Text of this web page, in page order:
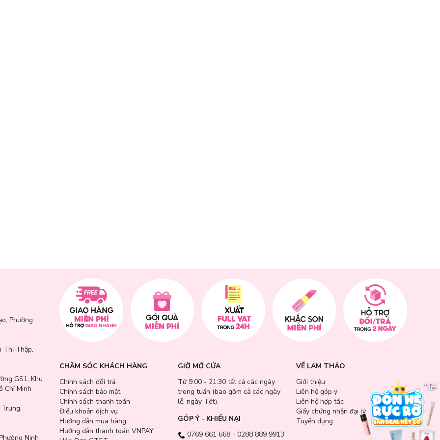
nắng; đây là giải pháp thay thế cho toner và giúp cân bằng độ PH cho da.
lần trong ngày khi muốn làm dịu da và cảm thấy da bị khô.
Phường
Thị Thập,
GS1, Khu
Chí Minh
Ninh
CHĂM SÓC KHÁCH HÀNG
Chính sách đổi trả
Chính sách bảo mật
Chính sách thanh toán
Điều khoản dịch vụ
Hướng dẫn mua hàng
Hướng dẫn thanh toán VNPAY
GIỜ MỞ CỬA
Từ 9:00 - 21:30 tất cả các ngày
trong tuần (bao gồm cả các ngày
lễ, ngày Tết).
GÓP Ý - KHIẾU NẠI
0769 661 668 - 0288 889 9913
VỀ LAM THẢO
Giới thiệu
Liên hệ góp ý
Liên hệ hợp tác
Giấy chứng nhận đại lý
Tuyển dụng